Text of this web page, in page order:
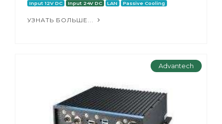
Input 12V DC Input 24V DC LAN Passive Cooling
УЗНАТЬ БОЛЬШЕ...
Advantech